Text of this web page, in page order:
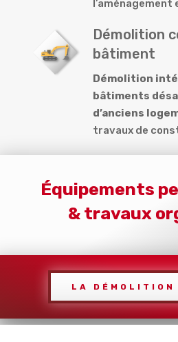
l’aménagement
Démolition
bâtiment
Démolition
bâtiments
d’anciens
travaux de
Équipements
& travaux
LA DÉMOLITION